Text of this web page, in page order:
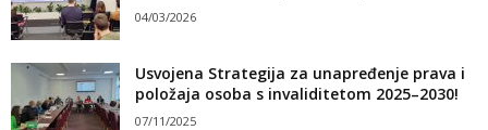
04/03/2026
Usvojena Strategija za unapređenje prava i
položaja osoba s invaliditetom 2025–2030!
07/11/2025